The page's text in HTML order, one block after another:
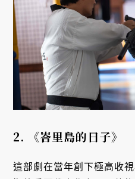
2. 《峇里島的日子》
這部劇在當年創下極高收